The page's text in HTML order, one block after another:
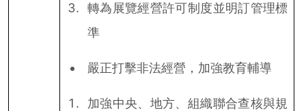
轉為展覽經營許可制度並明訂管理標
準
嚴正打擊非法經營，加強教育輔導
加強中央、地方、組織聯合查核與規